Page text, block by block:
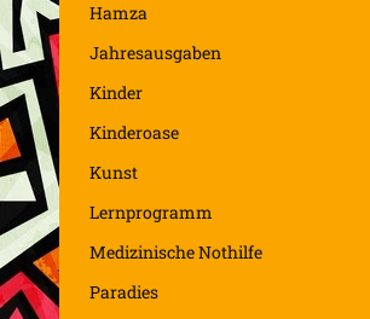
Hamza
Jahresausgaben
Kinder
Kinderoase
Kunst
Lernprogramm
Medizinische Nothilfe
Paradies